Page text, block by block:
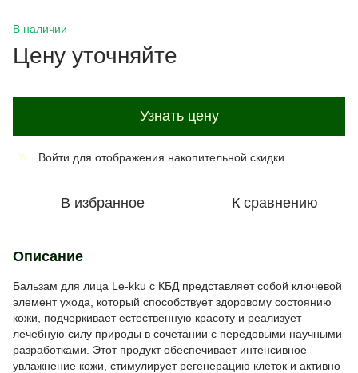
В наличии
Цену уточняйте
Узнать цену
% Войти для отображения накопительной скидки
В избранное К сравнению
Описание
Бальзам для лица Le-kku с КБД представляет собой ключевой
элемент ухода, который способствует здоровому состоянию
кожи, подчеркивает естественную красоту и реализует
лечебную силу природы в сочетании с передовыми научными
разработками. Этот продукт обеспечивает интенсивное
увлажнение кожи, стимулирует регенерацию клеток и активно